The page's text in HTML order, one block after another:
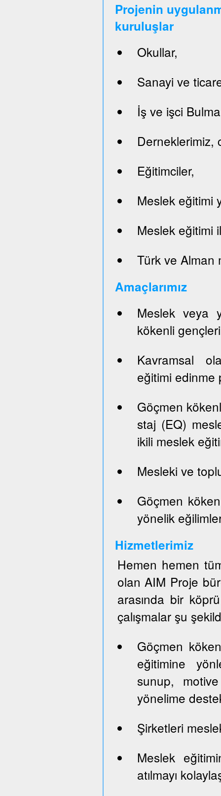
Projenin
kuruluşlar
Okullar,
Sanayi ve
İş ve işci
Derneklerimiz,
Eğitimciler,
Meslek eğitimi
Meslek eğitimi
Türk ve Alman
Amaçlarımız
Meslek veya
kökenli
Kavramsal
eğitimi edinme
Göçmen
staj (EQ)
ikili meslek
Mesleki ve
Göçmen
yönelik
Hizmetlerimiz
Hemen hemen
olan AIM Proje
arasında bir
çalışmalar şu
Göçmen
eğitimine
sunup,
yönelime
Şirketleri
Meslek
atılmayı